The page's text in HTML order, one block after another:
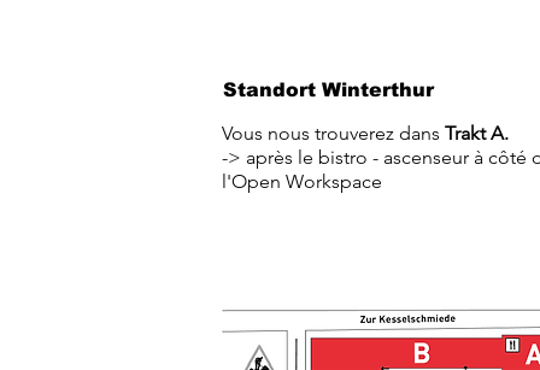
Standort Winterthur
Vous nous trouverez dans Trakt A.
-> après le bistro - ascenseur à côté
l'Open Workspace